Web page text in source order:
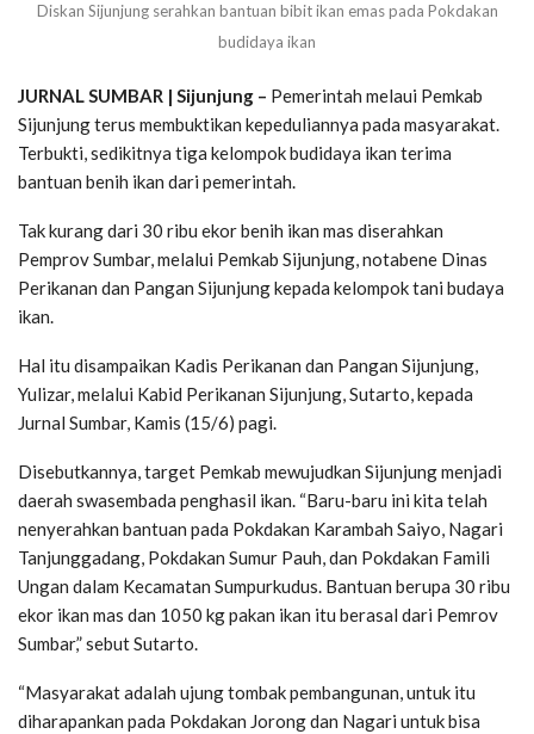
Diskan Sijunjung serahkan bantuan bibit ikan emas pada Pokdakan
budidaya ikan
JURNAL SUMBAR | Sijunjung – Pemerintah melaui Pemkab
Sijunjung terus membuktikan kepeduliannya pada masyarakat.
Terbukti, sedikitnya tiga kelompok budidaya ikan terima
bantuan benih ikan dari pemerintah.
Tak kurang dari 30 ribu ekor benih ikan mas diserahkan
Pemprov Sumbar, melalui Pemkab Sijunjung, notabene Dinas
Perikanan dan Pangan Sijunjung kepada kelompok tani budaya
ikan.
Hal itu disampaikan Kadis Perikanan dan Pangan Sijunjung,
Yulizar, melalui Kabid Perikanan Sijunjung, Sutarto, kepada
Jurnal Sumbar, Kamis (15/6) pagi.
Disebutkannya, target Pemkab mewujudkan Sijunjung menjadi
daerah swasembada penghasil ikan. “Baru-baru ini kita telah
nenyerahkan bantuan pada Pokdakan Karambah Saiyo, Nagari
Tanjunggadang, Pokdakan Sumur Pauh, dan Pokdakan Famili
Ungan dalam Kecamatan Sumpurkudus. Bantuan berupa 30 ribu
ekor ikan mas dan 1050 kg pakan ikan itu berasal dari Pemrov
Sumbar,” sebut Sutarto.
“Masyarakat adalah ujung tombak pembangunan, untuk itu
diharapankan pada Pokdakan Jorong dan Nagari untuk bisa